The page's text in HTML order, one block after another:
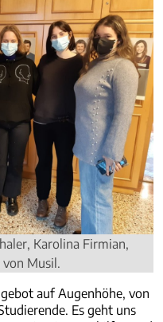
Karolina Firmian,
Musil.
auf Augenhöhe, von
Es geht uns